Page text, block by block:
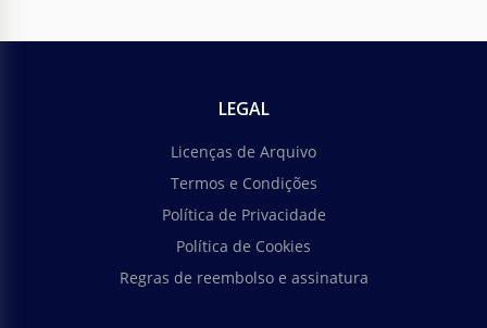
LEGAL
Licenças de Arquivo
Termos e Condições
Política de Privacidade
Política de Cookies
Regras de reembolso e assinatura